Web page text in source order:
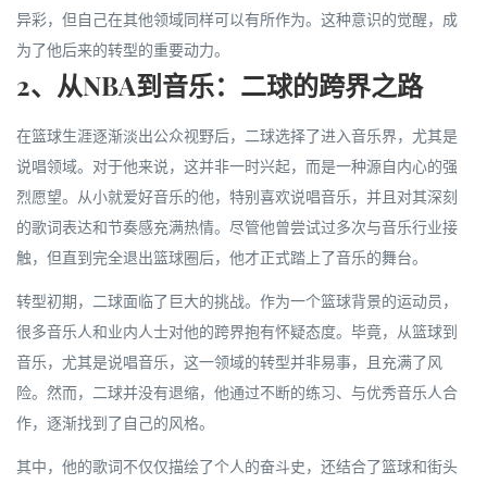
异彩，但自己在其他领域同样可以有所作为。这种意识的觉醒，成
为了他后来的转型的重要动力。
2、从NBA到音乐：二球的跨界之路
在篮球生涯逐渐淡出公众视野后，二球选择了进入音乐界，尤其是
说唱领域。对于他来说，这并非一时兴起，而是一种源自内心的强
烈愿望。从小就爱好音乐的他，特别喜欢说唱音乐，并且对其深刻
的歌词表达和节奏感充满热情。尽管他曾尝试过多次与音乐行业接
触，但直到完全退出篮球圈后，他才正式踏上了音乐的舞台。
转型初期，二球面临了巨大的挑战。作为一个篮球背景的运动员，
很多音乐人和业内人士对他的跨界抱有怀疑态度。毕竟，从篮球到
音乐，尤其是说唱音乐，这一领域的转型并非易事，且充满了风
险。然而，二球并没有退缩，他通过不断的练习、与优秀音乐人合
作，逐渐找到了自己的风格。
其中，他的歌词不仅仅描绘了个人的奋斗史，还结合了篮球和街头